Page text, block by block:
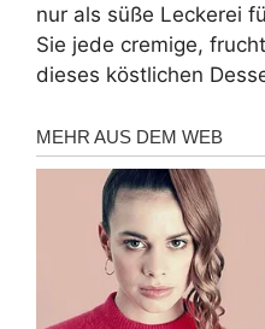
nur als süße Leckerei
Sie jede cremige,
dieses köstlichen